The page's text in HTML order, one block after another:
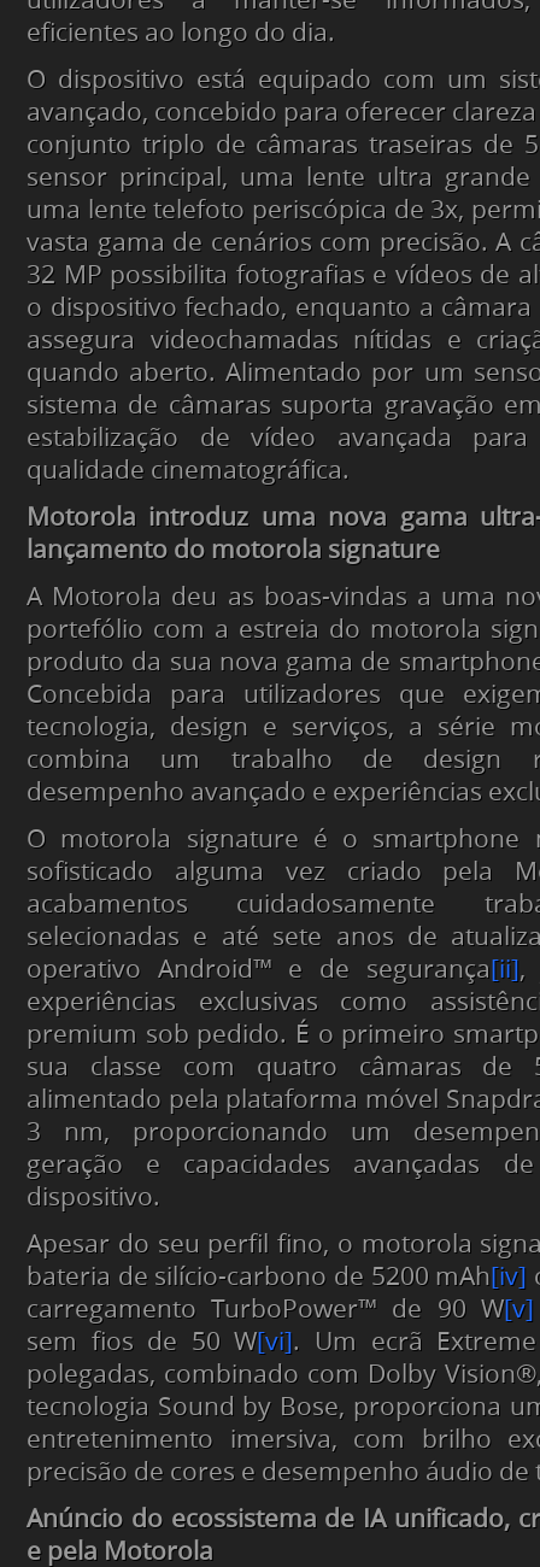
eficientes ao longo do dia.
O dispositivo está equipado com um
avançado, concebido para oferecer
conjunto triplo de câmaras traseiras de
sensor principal, uma lente ultra
uma lente telefoto periscópica de 3x,
vasta gama de cenários com precisão. A
32 MP possibilita fotografias e vídeos de
o dispositivo fechado, enquanto a
assegura videochamadas nítidas e
quando aberto. Alimentado por um
sistema de câmaras suporta gravação
estabilização de vídeo avançada
qualidade cinematográfica.
Motorola introduz uma nova gama
lançamento do motorola signature
A Motorola deu as boas-vindas a uma
portefólio com a estreia do motorola
produto da sua nova gama de
Concebida para utilizadores que
tecnologia, design e serviços, a série
combina um trabalho de design
desempenho avançado e experiências
O motorola signature é o smartphone
sofisticado alguma vez criado pela
acabamentos cuidadosamente
selecionadas e até sete anos de
operativo Android™ e de segurança[ii],
experiências exclusivas como
premium sob pedido. É o primeiro
sua classe com quatro câmaras de
alimentado pela plataforma móvel
3 nm, proporcionando um
geração e capacidades avançadas
dispositivo.
Apesar do seu perfil fino, o motorola
bateria de silício-carbono de 5200 mAh[iv]
carregamento TurboPower™ de 90 W[v]
sem fios de 50 W[vi]. Um ecrã
polegadas, combinado com Dolby
tecnologia Sound by Bose, proporciona
entretenimento imersiva, com brilho
precisão de cores e desempenho áudio de
Anúncio do ecossistema de IA unificado,
e pela Motorola